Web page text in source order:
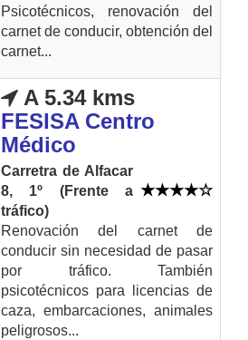
Psicotécnicos, renovación del
carnet de conducir, obtención del
carnet...
A 5.34 kms
FESISA Centro
Médico
Carretra de Alfacar
8, 1º (Frente a
tráfico)
Renovación del carnet de
conducir sin necesidad de pasar
por tráfico. También
psicotécnicos para licencias de
caza, embarcaciones, animales
peligrosos...